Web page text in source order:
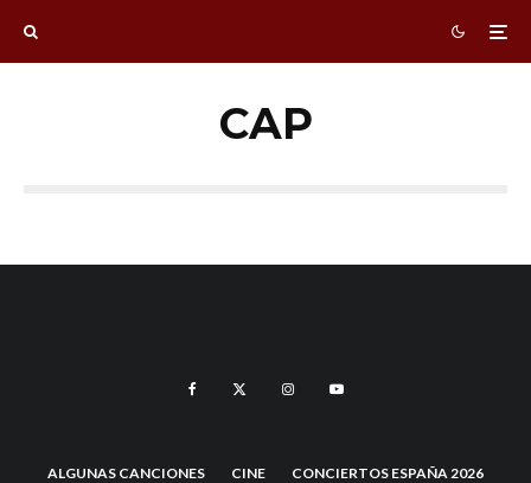
CAP
ALGUNAS CANCIONES CINE CONCIERTOS ESPAÑA 2026